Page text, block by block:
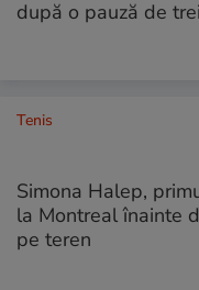
după o pauză de
Tenis
Simona Halep,
la Montreal înainte
pe teren